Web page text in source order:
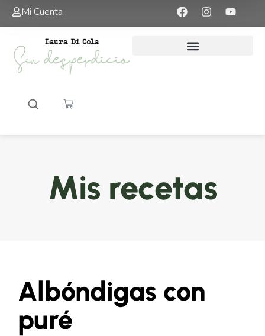
Mi Cuenta
Mis recetas
Albóndigas con
puré